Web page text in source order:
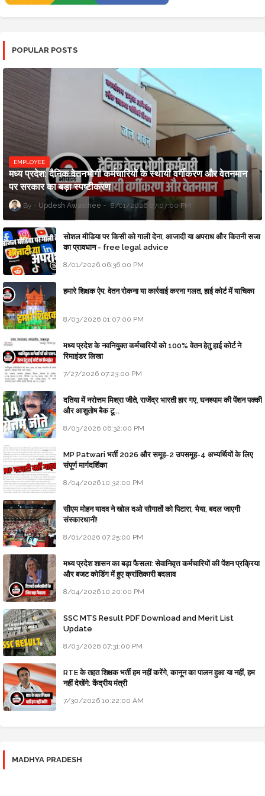
POPULAR POSTS
EMPLOYEE
मध्य प्रदेश: दैनिक वेतनभोगी कर्मचारियों के स्थायी वर्गीकरण और वेतनमान
पर सरकार का बड़ा स्पष्टीकरण
Updesh Awasthee 8/01/2026 07:07:00 PM
सोशल मीडिया पर किसी को गाली देना, आजादी या अपराध और कितनी सजा
का प्रावधान - free legal advice
8/01/2026 06:36:00 PM
हमारे शिक्षक ऐप: वेतन रोकना या कार्रवाई करना गलत, हाई कोर्ट में याचिका
8/03/2026 01:07:00 PM
मध्य प्रदेश के नवनियुक्त कर्मचारियों को 100% वेतन हेतु हाई कोर्ट ने
रिमाइंडर लिखा
7/27/2026 07:23:00 PM
दतिया में नरोत्तम मिश्रा जीते, राजेंद्र भारती हार गए, घनश्याम की पेंशन पक्की
और आशुतोष बैक टू...
8/03/2026 06:32:00 PM
MP Patwari भर्ती 2026 और समूह-2 उपसमूह-4 अभ्यर्थियों के लिए
संपूर्ण मार्गदर्शिका
8/04/2026 10:32:00 PM
सीएम मोहन यादव ने खोल दओ सौगातों को पिटारा, भैया, बदल जाएगी
संस्कारधानी!
8/01/2026 07:25:00 PM
मध्य प्रदेश शासन का बड़ा फैसला: सेवानिवृत्त कर्मचारियों की पेंशन प्रक्रिया
और बजट कोडिंग में हुए क्रांतिकारी बदलाव
8/04/2026 10:20:00 PM
SSC MTS Result PDF Download and Merit List
Update
8/03/2026 07:31:00 PM
RTE के तहत शिक्षक भर्ती हम नहीं करेंगे, कानून का पालन हुआ या नहीं, हम
नहीं देखेंगे: केंद्रीय मंत्री
7/30/2026 10:22:00 AM
MADHYA PRADESH